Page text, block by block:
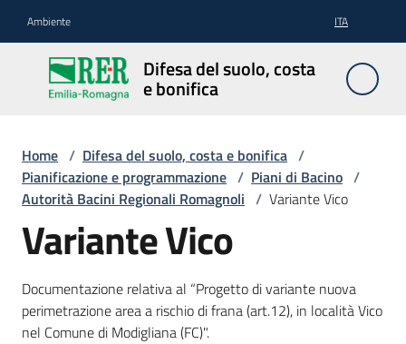
Ambiente ITA
Difesa del suolo, costa
e bonifica
Difesa
del
suolo,
bonifica
Pianificazione
e
programmazione
Home / Difesa del suolo, costa e bonifica /
Pianificazione e programmazione / Piani di Bacino /
Autorità Bacini Regionali Romagnoli / Variante Vico
Variante Vico
Documentazione relativa al “Progetto di variante nuova
perimetrazione area a rischio di frana (art.12), in località Vico
nel Comune di Modigliana (FC)".